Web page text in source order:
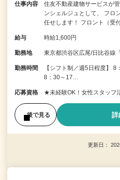
仕事内容
住友不動産建物サービスが
ンシェルジュとして、 フロ
任せします！ フロント（受
給与 時給1,600円
勤務地 東京都渋谷区広尾/日比谷線
勤務時間
【シフト制／週5日程度】
8：30～17…
応募資格 ★未経験OK！女性スタッフ
後で見る 詳
更新日：